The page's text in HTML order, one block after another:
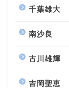
千葉雄大
南沙良
古川雄輝
吉岡聖恵